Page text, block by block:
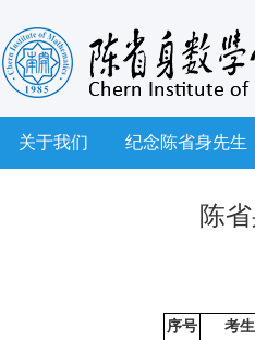
关于我们 纪念陈省身先生
陈
序号 考